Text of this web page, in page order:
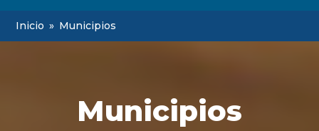
Inicio » Municipios
Municipios